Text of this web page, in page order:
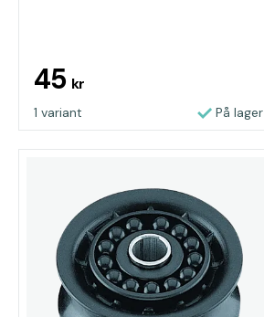
45 kr
1 variant På lager